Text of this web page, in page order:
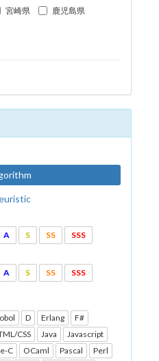
宮崎県
鹿児島県
A S SS SSS
A S SS SSS
D Erlang
F#
CSS Java
Javascript
C OCaml Pascal
Perl